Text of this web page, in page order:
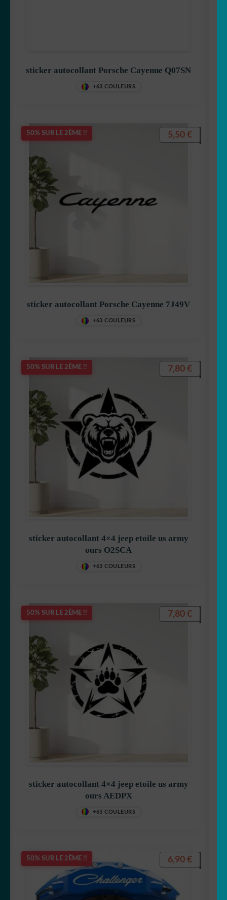
sticker autocollant Porsche Cayenne Q07SN
+63 COULEURS
50% SUR LE 2ÈME !!
sticker autocollant Porsche Cayenne 7J49V
+63 COULEURS
5,50 €
50% SUR LE 2ÈME !!
sticker autocollant 4×4 jeep etoile us army
ours O2SCA
+63 COULEURS
7,80 €
50% SUR LE 2ÈME !!
sticker autocollant 4×4 jeep etoile us army
ours AEDPX
+63 COULEURS
7,80 €
50% SUR LE 2ÈME !! 6,90 €